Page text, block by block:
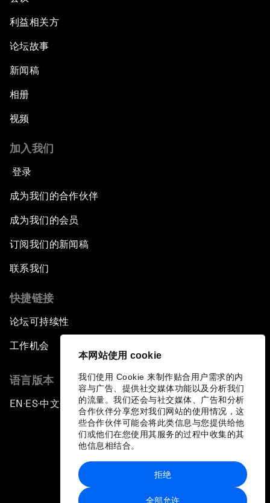
本网站使用 cookie
我们使用 Cookie 来制作贴合用户需求的内
容与广告、提供社交媒体功能以及分析我们
的流量。我们还会与社交媒体、广告和分析
合作伙伴分享您对我们网站的使用情况，这
些合作伙伴可能会将此类信息与您提供给他
们或他们在您使用其服务的过程中收集的其
他信息相结合。
全部允许
拒绝
利益相关方
论坛故事
新闻稿
相册
视频
加入我们
登录
成为我们的合作伙伴
成为我们的会员
订阅我们的新闻稿
联系我们
快捷链接
论坛可持续性
工作机会
语言版本
EN ▪ ES▪中文▪ 日本語